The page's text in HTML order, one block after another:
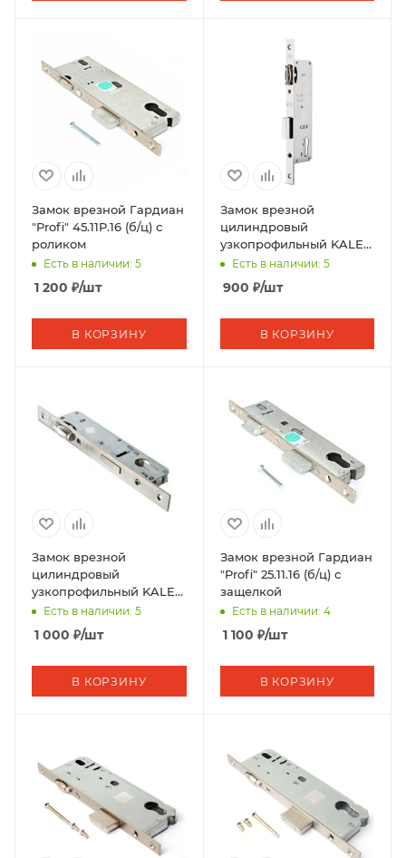
Замок врезной Гардиан
"Profi" 45.11P.16 (б/ц) с
роликом
Есть в наличии: 5
1 200 ₽/шт
В КОРЗИНУ
Замок врезной
цилиндровый
узкопрофильный KALE
KILIT
155P,BS25,R,16CP,w/o
SP,w/o Ros,STB
Есть в наличии: 5
900 ₽/шт
В КОРЗИНУ
Замок врезной
цилиндровый
узкопрофильный KALE
KILIT 155,BS35,R,23NP,w/o
SP,w/o Ros,STB
Есть в наличии: 5
1 000 ₽/шт
В КОРЗИНУ
Замок врезной Гардиан
"Profi" 25.11.16 (б/ц) с
защелкой
Есть в наличии: 4
1 100 ₽/шт
В КОРЗИНУ